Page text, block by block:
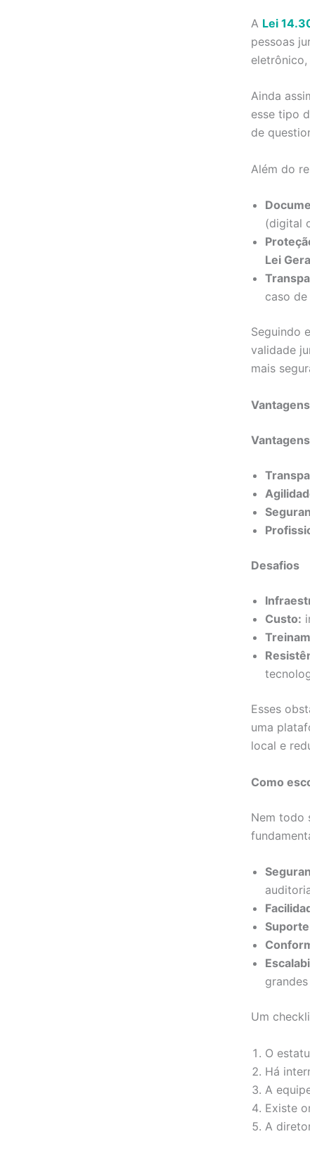
A Lei
pessoas
eletrônico,
Ainda
esse tipo
de
Além do
(digital
Lei
caso
Seguindo
validade
mais
Vantagens
Desafios
Custo:
Esses
uma
local e
Como
Nem todo
Um
O
Há
A
Existe
A